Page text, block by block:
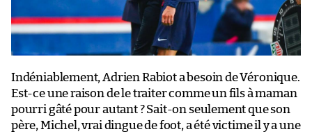
Indéniablement, Adrien Rabiot a besoin de Véronique.
Est-ce une raison de le traiter comme un fils à maman
pourri gâté pour autant ? Sait-on seulement que son
père, Michel, vrai dingue de foot, a été victime il y a une